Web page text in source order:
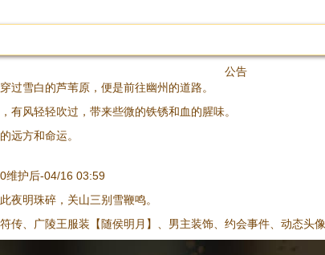
公告
过雪白的芦苇原，便是前往幽州的道路。
有风轻轻吹过，带来些微的铁锈和血的腥味。
远方和命运。
维护后-04/16 03:59
夜明珠碎，关山三别雪鞭鸣。
传、广陵王服装【随侯明月】、男主装饰、约会事件、动态头